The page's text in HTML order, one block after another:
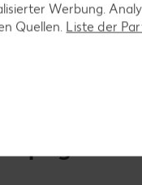
Werbung.
Quellen. Liste der